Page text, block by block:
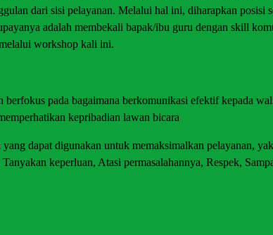
dari sisi pelayanan. Melalui hal ini, diharapkan posisi
adalah membekali bapak/ibu guru dengan skill
workshop kali ini.
berfokus pada bagaimana berkomunikasi efektif kepada
kepribadian lawan bicara
yang dapat digunakan untuk memaksimalkan pelayanan,
Tanyakan keperluan, Atasi permasalahannya, Respek,